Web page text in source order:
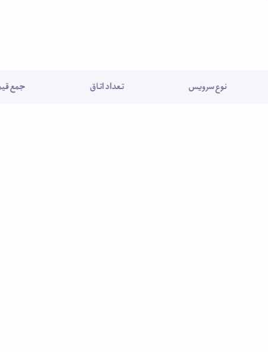
نوع سرویس تعداد اتاق جمع